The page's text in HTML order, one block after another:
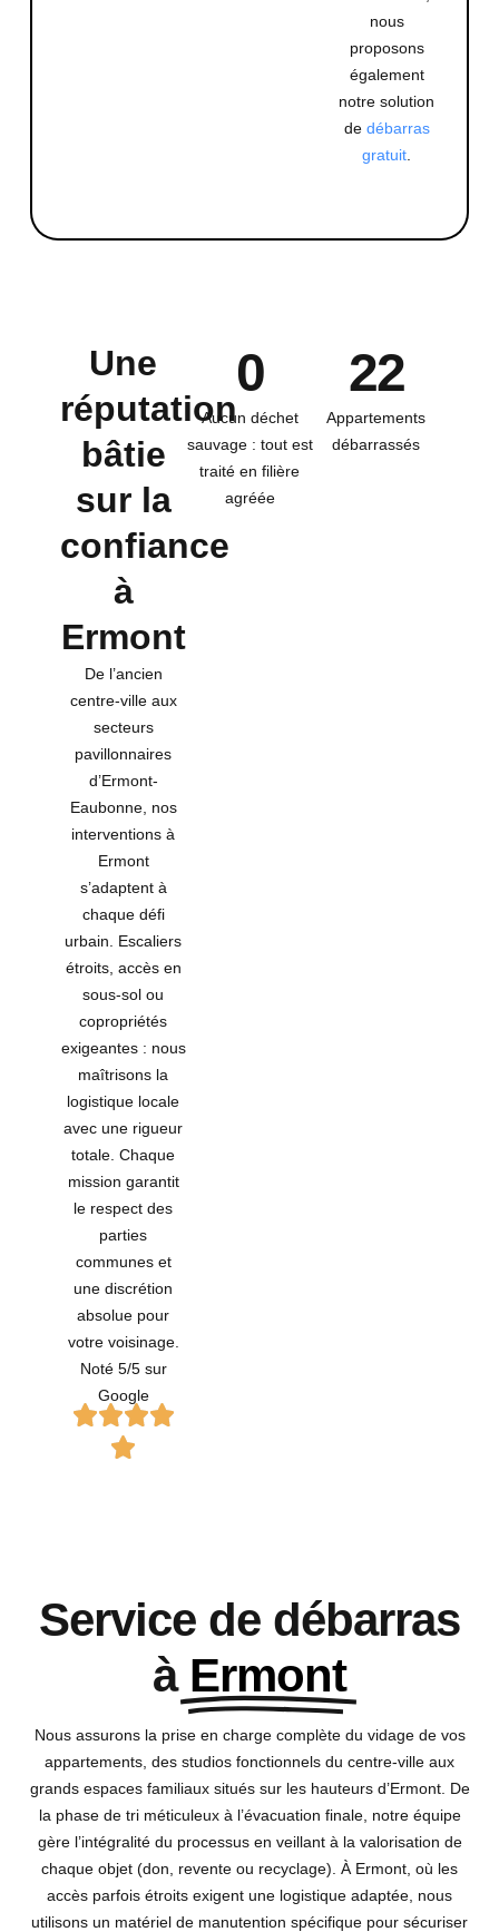
nous
proposons
également
notre solution
de débarras
gratuit.
Une
réputation
bâtie
sur la
confiance
à
Ermont
De l’ancien
centre-ville aux
secteurs
pavillonnaires
d’Ermont-
Eaubonne, nos
interventions à
Ermont
s’adaptent à
chaque défi
urbain. Escaliers
étroits, accès en
sous-sol ou
copropriétés
exigeantes : nous
maîtrisons la
logistique locale
avec une rigueur
totale. Chaque
mission garantit
le respect des
parties
communes et
une discrétion
absolue pour
votre voisinage.
Noté 5/5 sur
Google
0
Aucun déchet
sauvage : tout est
traité en filière
agréée
22
Appartements
débarrassés
Service de débarras
à Ermont
Nous assurons la prise en charge complète du vidage de vos
appartements, des studios fonctionnels du centre-ville aux
grands espaces familiaux situés sur les hauteurs d’Ermont. De
la phase de tri méticuleux à l’évacuation finale, notre équipe
gère l’intégralité du processus en veillant à la valorisation de
chaque objet (don, revente ou recyclage). À Ermont, où les
accès parfois étroits exigent une logistique adaptée, nous
utilisons un matériel de manutention spécifique pour sécuriser